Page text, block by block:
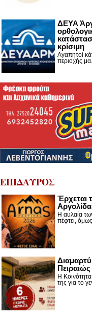
ΔΕΥΑ
κρίσιμη
Αγαπητοί
περιοχής μα...
ΕΠΙΔΑΥΡΟΣ
Έρχεται
Η αυλαία
πέφτει,
Η
της για το